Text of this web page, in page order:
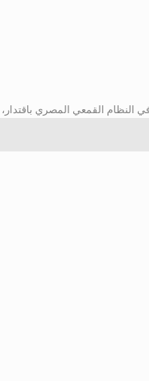
القمعي المصري